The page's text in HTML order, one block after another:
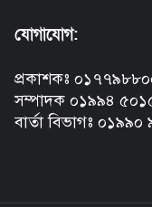
যোগাযোগ:
প্রকাশকঃ
সম্পাদক ০১৯৯৪
বার্তা বিভাগঃ